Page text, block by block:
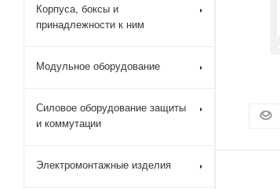
Корпуса, боксы и
принадлежности к ним
Модульное оборудование
Силовое оборудование защиты
и коммутации
Электромонтажные изделия